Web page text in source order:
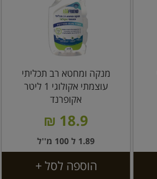
מנקה ומחטא רב תכליתי
עוצמתי אקולוגי 1 ליטר
אקופרנד
18.9 ₪
1.89 ל 100 מ''ל
הוספה לסל +